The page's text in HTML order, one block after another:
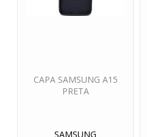
CAPA SAMSUNG A15
PRETA
SAMSUNG